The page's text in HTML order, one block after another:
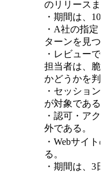
のリリースま
・期間は、
・A社の指定
ターンを見つ
・レビュー
担当者は、脆
かどうかを判
・セッショ
が対象である
・認可・ア
外である。
・Webサイ
る。
・期間は、3